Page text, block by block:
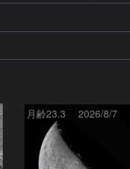
月齢23.3 2026/8/7